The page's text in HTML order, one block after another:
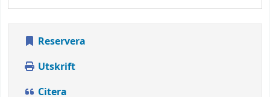
Reservera
Utskrift
Citera